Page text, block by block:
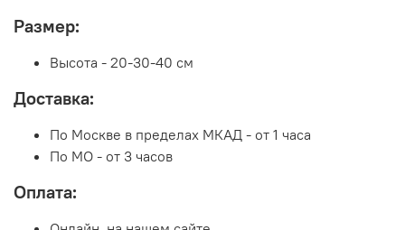
Размер:
Высота - 20-30-40 см
Доставка:
По Москве в пределах МКАД - от 1 часа
По МО - от 3 часов
Оплата: